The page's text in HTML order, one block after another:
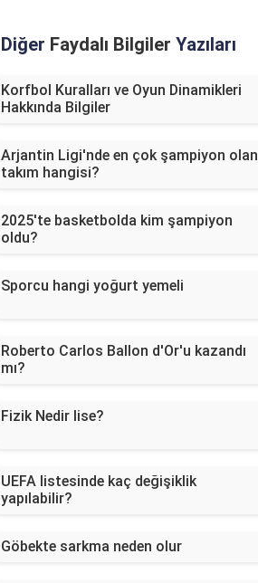
Diğer Faydalı Bilgiler Yazıları
Korfbol Kuralları ve Oyun Dinamikleri
Hakkında Bilgiler
Arjantin Ligi'nde en çok şampiyon olan
takım hangisi?
2025'te basketbolda kim şampiyon
oldu?
Sporcu hangi yoğurt yemeli
Roberto Carlos Ballon d'Or'u kazandı
mı?
Fizik Nedir lise?
UEFA listesinde kaç değişiklik
yapılabilir?
Göbekte sarkma neden olur